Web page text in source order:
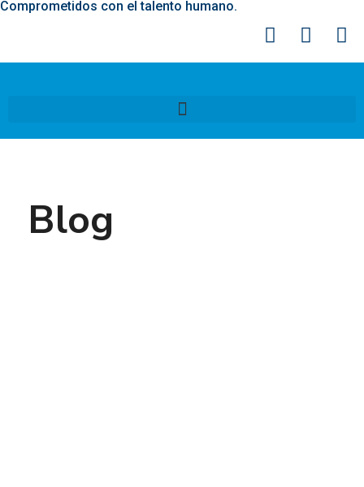
Comprometidos con el talento humano.
Blog